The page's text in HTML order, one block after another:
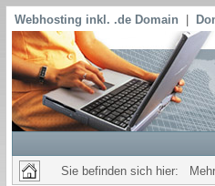
Webhosting inkl. .de Domain
Sie befinden sich hier: